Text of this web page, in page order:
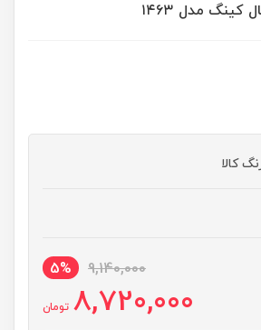
مدل ۱۴۶۳
کالا
9,140,000
5%
8,720,000 تومان